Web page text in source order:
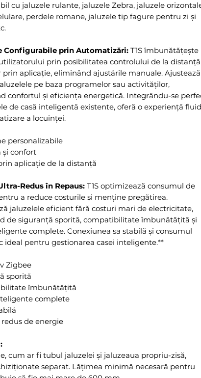
cu jaluzele rulante, jaluzele Zebra, jaluzele
perdele romane, jaluzele tip fagure pentru zi și
Configurabile prin Automatizări: T1S îmbunătățește
prin posibilitatea controlului de la distanță
prin aplicație, eliminând ajustările manuale. Ajustează
pe baza programelor sau activităților,
confortul și eficiența energetică. Integrându-se
de casă inteligentă existente, oferă o experiență
a locuinței.
personalizabile
și confort
aplicație de la distanță
Redus în Repaus: T1S optimizează consumul de
a reduce costurile și menține pregătirea.
jaluzelele eficient fără costuri mari de electricitate,
de siguranță sporită, compatibilitate îmbunătățită și
complete. Conexiunea sa stabilă și consumul
ideal pentru gestionarea casei inteligente.**
Zigbee
sporită
îmbunătățită
complete
de energie
cum ar fi tubul jaluzelei și jaluzeaua propriu-zisă,
separat. Lățimea minimă necesară pentru